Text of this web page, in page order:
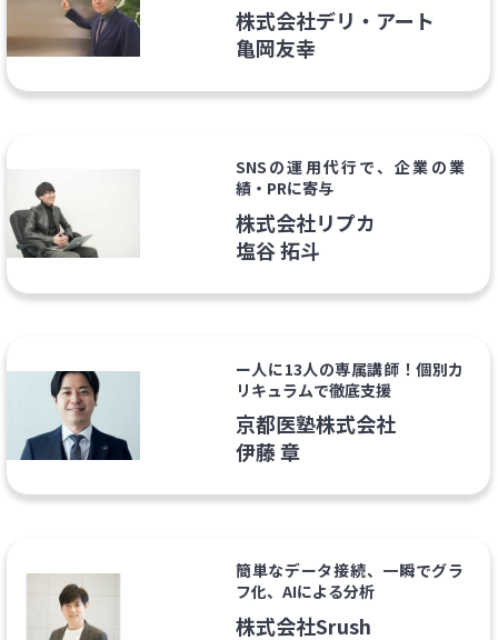
株式会社デリ・アート
亀岡友幸
SNSの運用代行で、企業の業
績・PRに寄与
株式会社リプカ
塩谷 拓斗
ー人に13人の専属講師！個別カ
リキュラムで徹底支援
京都医塾株式会社
伊藤 章
簡単なデータ接続、一瞬でグラ
フ化、AIによる分析
株式会社Srush